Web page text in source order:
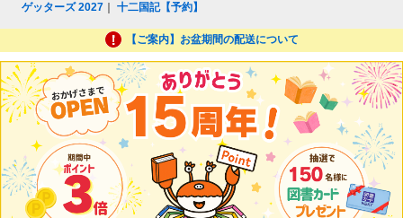
ゲッターズ 2027 ｜十二国記【予約】
【ご案内】お盆期間の配送について